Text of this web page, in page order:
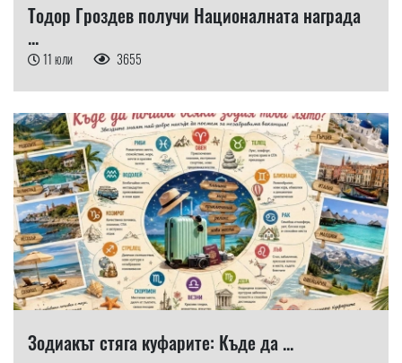
Тодор Гроздев получи Националната награда
...
11 юли 3655
Зодиакът стяга куфарите: Къде да ...